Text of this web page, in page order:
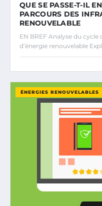
QUE SE PASSE-T-IL
PARCOURS DES
RENOUVELABLE
EN BREF Analyse du
d’énergie renouvelable
ÉNERGIES RENOUVELABLES